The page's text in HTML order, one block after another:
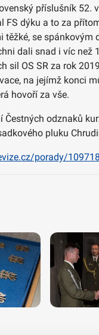
příslušník
dýku a to za
těžké, se
dali snad i víc
sil OS SR za rok
na jejímž konci
hovoří za vše.
odznaků
pluku
porady/